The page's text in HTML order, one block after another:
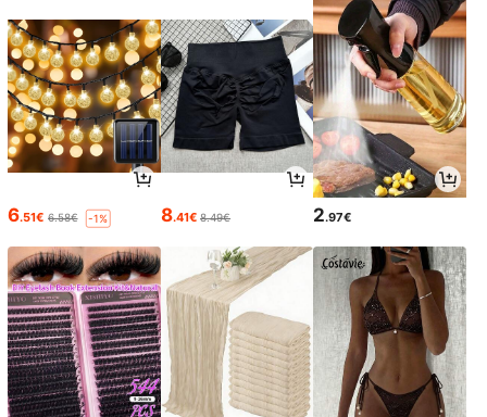
6.51€ 6.58€ -1% 8.41€ 8.49€ 2.97€